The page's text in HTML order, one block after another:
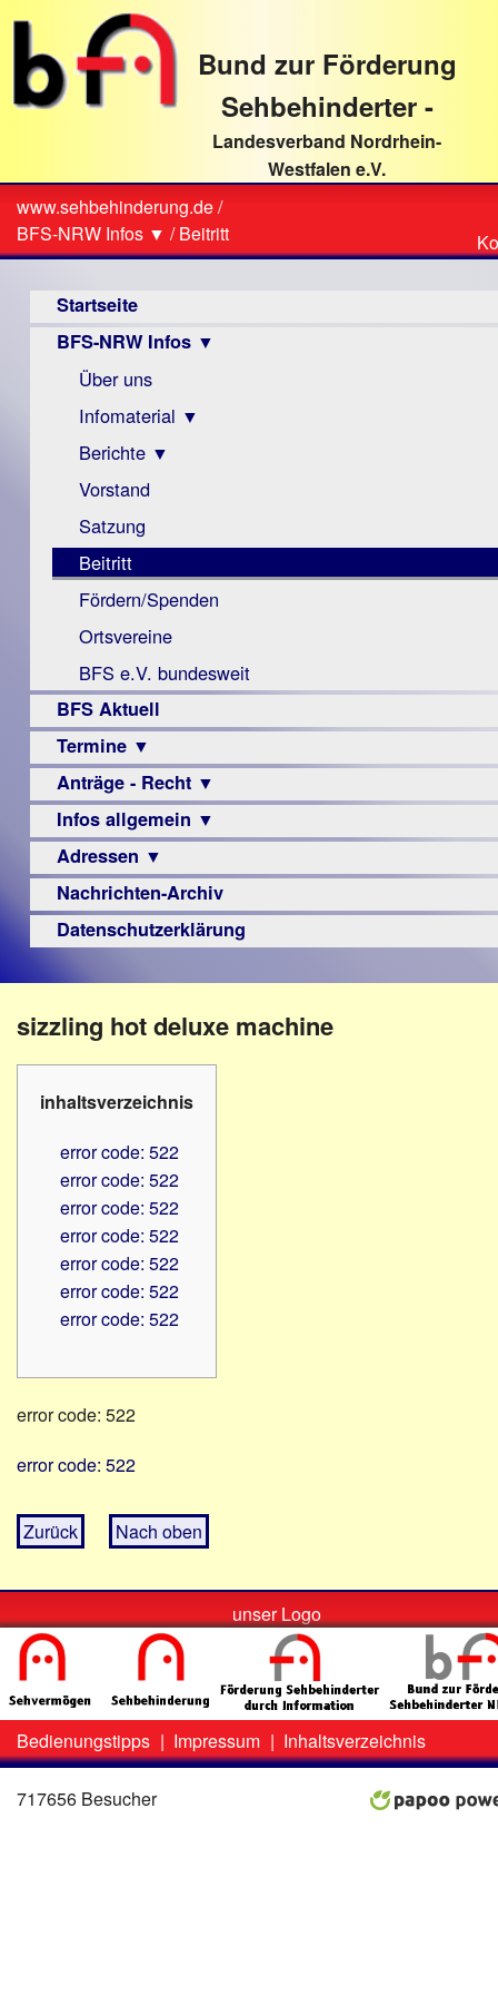
direkt
Textinhalt
Bund zur Förderung
Sehbehinderter -
Landesverband Nordrhein-
Westfalen e.V.
Sie
sind
hier
www.sehbehinderung.de/
BFS-NRW Infos ▼ /Beitritt
Startseite
BFS-NRW Infos ▼
Über uns
Infomaterial ▼
Visus
Zeitschrift
Monokular
Mac
Instagram-
Links
Berichte ▼
Archiv
Berichte
Vorstand
Satzung
Beitritt
Fördern/Spenden
Ortsvereine
BFS e.V. bundesweit
BFS Aktuell
Termine ▼
Veranstaltungsprogramme
Anträge - Recht ▼
Archiv
Urteile
Infos allgemein ▼
Sehbehinderung
Frühförderung
Schule
–
Beruf
Hilfsmittel
-
PC
Adressen ▼
Augenoptiker
Berufsbildungswerke
Hörbüchereien
Reha-
Lehrer
Verbände
Nachrichten-Archiv
Datenschutzerklärung
sizzling hot deluxe machine
inhaltsverzeichnis
error code: 522
error code: 522
error code: 522
error code: 522
error code: 522
error code: 522
error code: 522
error code: 522
error code: 522
Zurück Nach oben
unser Logo
Zweit-
Menü
Bedienungstipps | Impressum | Inhaltsverzeichnis
717656 Besucher